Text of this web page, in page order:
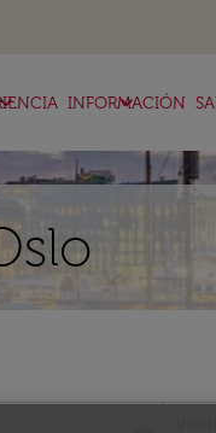
INFORMACIÓN
keyboard_arrow_down